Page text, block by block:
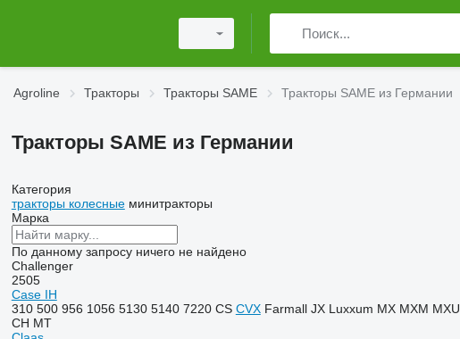
Agroline Тракторы Тракторы SAME Тракторы SAME из Германии
Тракторы SAME из Германии
Категория
тракторы колесные минитракторы
Марка
По данному запросу ничего не найдено
Challenger
2505
Case IH
310 500 956 1056 5130 5140 7220 CS CVX Farmall JX Luxxum MX MXM MXU
CH MT